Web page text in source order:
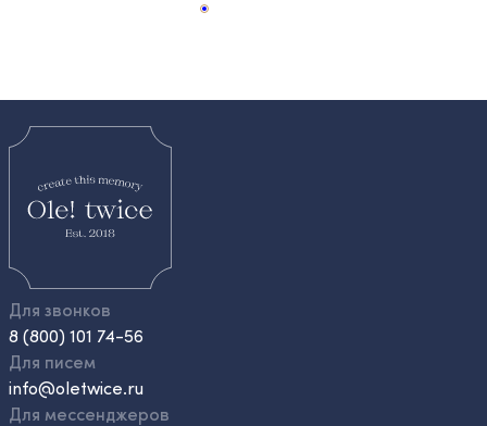
Для звонков
8 (800) 101 74-56
Для писем
info@oletwice.ru
Для мессенджеров